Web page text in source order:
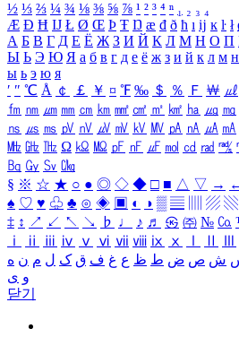
½ ⅓ ⅔ ¼ ¾ ⅛ ⅜ ⅝ ⅞ ¹ ² ³ ⁴ ⁿ ₁ ₂ ₃ ₄
Æ Ð Ħ Ĳ Ł Ø Œ Þ Ŧ Ŋ æ đ ð ħ ı ĳ ĸ ŀ ł
А Б В Г Д Е Ё Ж З И Й К Л М Н О П
Ы Ь Э Ю Я а б в г д е ё ж з и й к л м н
ы ь э ю я
′ ″ ℃ Å ￠ ￡ ￥ ¤ ℉ ‰ ＄ ％ Ｆ ￦ ㎕
㎙ ㎚ ㎛ ㎜ ㎝ ㎞ ㎟ ㎠ ㎡ ㎢ ㏊ ㎍ ㎎
㎱ ㎲ ㎳ ㎴ ㎵ ㎶ ㎷ ㎸ ㎹ ㎀ ㎁ ㎂ ㎃
㎒ ㎓ ㎔ Ω ㏀ ㏁ ㎊ ㎋ ㎌ ㏖ ㏅ ㎭ ㎮
㏃ ㏉ ㏜ ㏆
§ ※ ☆ ★ ○ ● ◎ ◇ ◆ □ ■ △ ▽ →
♠ ♡ ♥ ♧ ♣ ⊙ ◈ ▣ ◐ ◑ ▒ ▤ ▨ ▧
‡ ↕ ↗ ↙ ↖ ↘ ♭ ♩ ♪ ♬ ㉿ ㈜ № ㏇
ⅰ
ⅱ ⅲ ⅳ ⅴ ⅵ ⅶ ⅷ ⅸ ⅹ
ش ص ض ط ظ ع غ ف ق ک ل م ن ه
و ی
닫기